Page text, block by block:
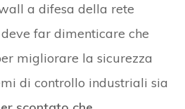
a difesa della rete
far dimenticare che
migliorare la sicurezza
di controllo industriali sia